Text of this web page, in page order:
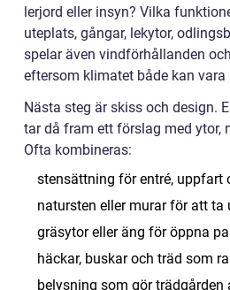
lerjord eller insyn? Vilka
uteplats, gångar, lekytor,
spelar även vindförhållanden
eftersom klimatet både kan
Nästa steg är skiss och design.
tar då fram ett förslag med ytor,
Ofta kombineras:
stensättning för entré, uppfart
natursten eller murar för att
gräsytor eller äng för öppna
häckar, buskar och träd som
belysning som gör trädgården